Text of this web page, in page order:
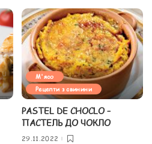
М'ясо
Рецепти з свинини
PASTEL DE CHOCLO –
ПАСТЕЛЬ ДО ЧОКЛО
29.11.2022